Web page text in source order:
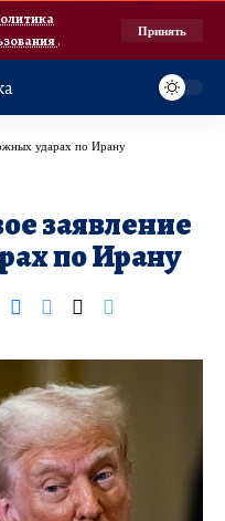
.
Принять
ударах по Ирану
заявление
по Ирану